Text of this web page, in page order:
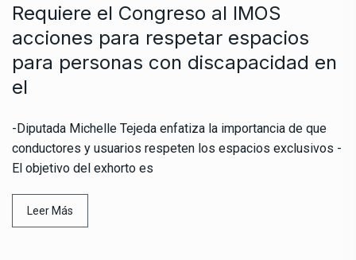
Requiere el Congreso al IMOS
acciones para respetar espacios
para personas con discapacidad en
el
-Diputada Michelle Tejeda enfatiza la importancia de que
conductores y usuarios respeten los espacios exclusivos -
El objetivo del exhorto es
Leer Más